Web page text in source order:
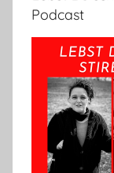
Podcast